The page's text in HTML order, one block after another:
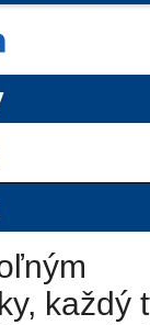
každý